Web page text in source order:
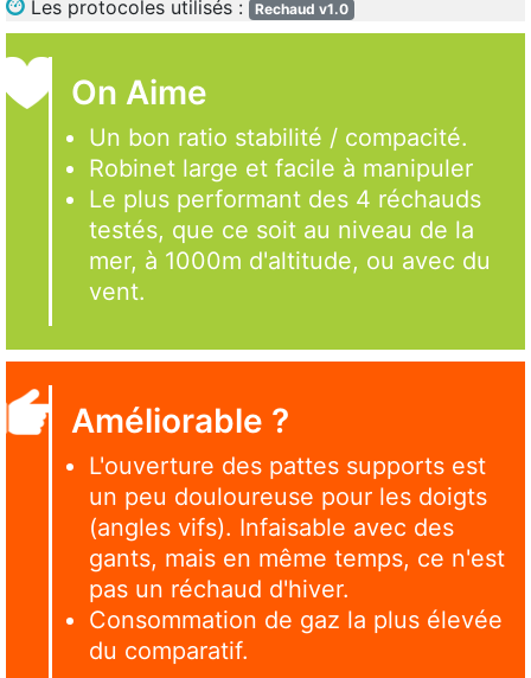
Les protocoles utilisés : Rechaud v1.0
On Aime
Un bon ratio stabilité / compacité.
Robinet large et facile à manipuler
Le plus performant des 4 réchauds
testés, que ce soit au niveau de la
mer, à 1000m d'altitude, ou avec du
vent.
Améliorable ?
L'ouverture des pattes supports est
un peu douloureuse pour les doigts
(angles vifs). Infaisable avec des
gants, mais en même temps, ce n'est
pas un réchaud d'hiver.
Consommation de gaz la plus élevée
du comparatif.